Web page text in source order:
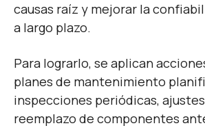
causas raíz y mejorar la
a largo plazo.
Para lograrlo, se aplican
planes de mantenimiento
inspecciones periódicas,
reemplazo de componentes